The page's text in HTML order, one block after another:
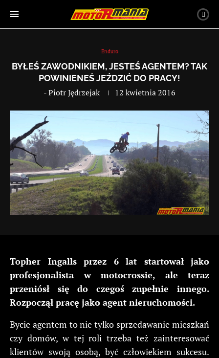
Enduro
BYŁEŚ ZAWODNIKIEM, JESTEŚ AGENTEM? TAK
POWINIENEŚ JEŹDZIĆ DO PRACY!
-Piotr Jędrzejak 12 kwietnia 2016
Topher Ingalls przez 6 lat startował jako
profesjonalista w motocrossie, ale teraz
przeniósł się do czegoś zupełnie innego.
Rozpoczął pracę jako agent nieruchomości.
Bycie agentem to nie tylko sprzedawanie mieszkań
czy domów, w tej roli trzeba też zainteresować
klientów swoją osobą, być człowiekiem sukcesu.